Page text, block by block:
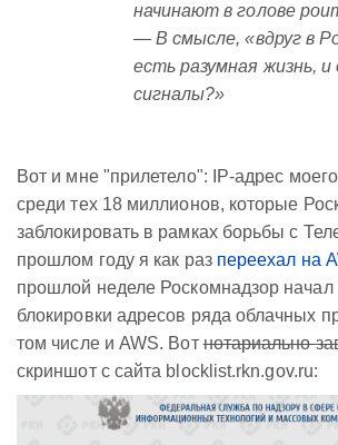
начинают в голове
— В смысле, «вдруг в
есть разумная жизнь,
сигналы?»
Вот и мне "прилетело": IP-адрес
среди тех 18 миллионов, которые
заблокировать в рамках борьбы с
прошлом году я как раз переехал на
прошлой неделе Роскомнадзор
блокировки адресов ряда облачных
том числе и AWS. Вотнотариально
скриншот с сайта blocklist.rkn.gov.ru: